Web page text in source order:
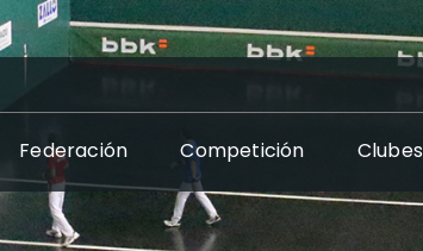
Federación Competición Clubes